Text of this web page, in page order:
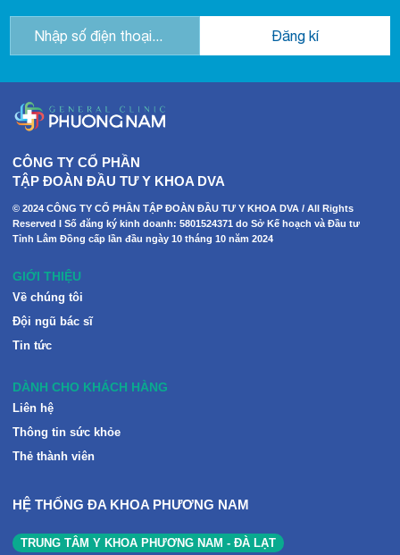
CÔNG TY CỔ PHẦN
TẬP ĐOÀN ĐẦU TƯ Y KHOA DVA
© 2024 CÔNG TY CỔ PHẦN TẬP ĐOÀN ĐẦU TƯ Y KHOA DVA / All Rights
Reserved I Số đăng ký kinh doanh: 5801524371 do Sở Kế hoạch và Đầu tư
Tỉnh Lâm Đồng cấp lần đầu ngày 10 tháng 10 năm 2024
GIỚI THIỆU
Về chúng tôi
Đội ngũ bác sĩ
Tin tức
DÀNH CHO KHÁCH HÀNG
Liên hệ
Thông tin sức khỏe
Thẻ thành viên
HỆ THỐNG ĐA KHOA PHƯƠNG NAM
TRUNG TÂM Y KHOA PHƯƠNG NAM - ĐÀ LẠT